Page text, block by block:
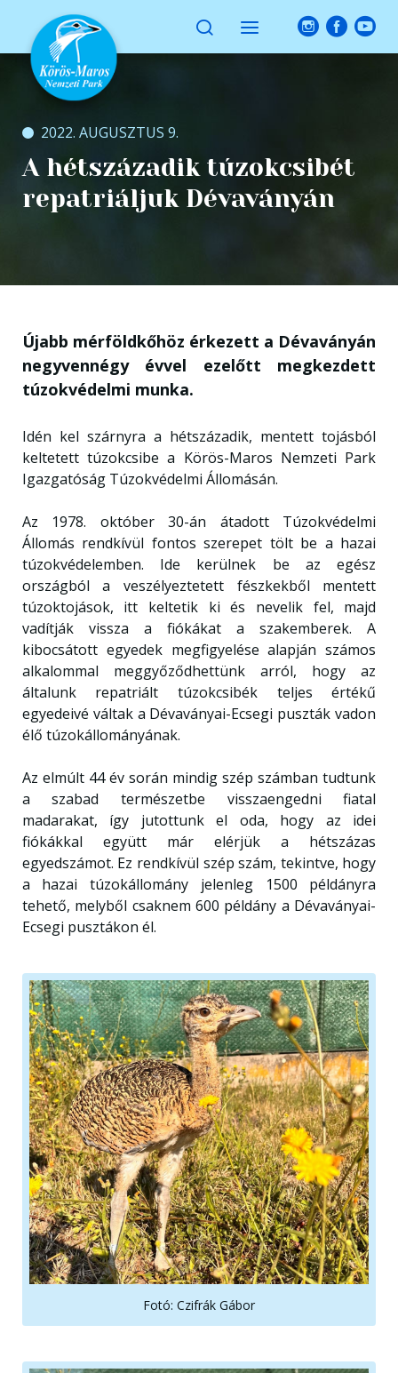
2022. AUGUSZTUS 9.
A hétszázadik túzokcsibét
repatriáljuk Dévaványán
Újabb mérföldkőhöz érkezett a Dévaványán
negyvennégy évvel ezelőtt megkezdett
túzokvédelmi munka.
Idén kel szárnyra a hétszázadik, mentett tojásból
keltetett túzokcsibe a Körös-Maros Nemzeti Park
Igazgatóság Túzokvédelmi Állomásán.
Az 1978. október 30-án átadott Túzokvédelmi
Állomás rendkívül fontos szerepet tölt be a hazai
túzokvédelemben. Ide kerülnek be az egész
országból a veszélyeztetett fészkekből mentett
túzoktojások, itt keltetik ki és nevelik fel, majd
vadítják vissza a fiókákat a szakemberek. A
kibocsátott egyedek megfigyelése alapján számos
alkalommal meggyőződhettünk arról, hogy az
általunk repatriált túzokcsibék teljes értékű
egyedeivé váltak a Dévaványai-Ecsegi puszták vadon
élő túzokállományának.
Az elmúlt 44 év során mindig szép számban tudtunk
a szabad természetbe visszaengedni fiatal
madarakat, így jutottunk el oda, hogy az idei
fiókákkal együtt már elérjük a hétszázas
egyedszámot. Ez rendkívül szép szám, tekintve, hogy
a hazai túzokállomány jelenleg 1500 példányra
tehető, melyből csaknem 600 példány a Dévaványai-
Ecsegi pusztákon él.
Fotó: Czifrák Gábor